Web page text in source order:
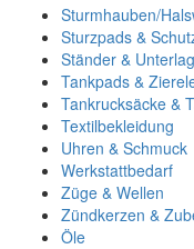
Sturmhauben/
Sturzpads &
Ständer &
Tankpads &
Tankrucksäcke &
Textilbekleidung
Uhren & Schmuck
Werkstattbedarf
Züge & Wellen
Zündkerzen &
Öle